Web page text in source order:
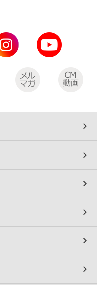
限定）
（店舗限定）
クローク」（店舗限定）